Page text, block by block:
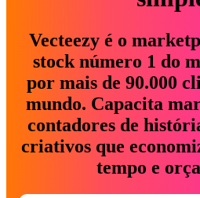
Vecteezy é o
stock número 1 do
por mais de 90.000
mundo. Capacita
contadores de
criativos que
tempo e